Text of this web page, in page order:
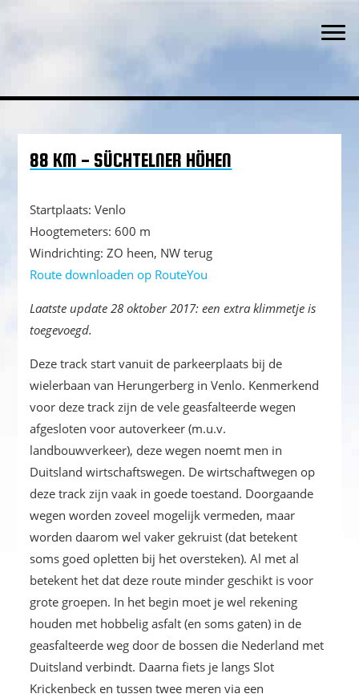
88 KM - SÜCHTELNER HÖHEN
Startplaats: Venlo
Hoogtemeters: 600 m
Windrichting: ZO heen, NW terug
Route downloaden op RouteYou
Laatste update 28 oktober 2017: een extra klimmetje is
toegevoegd.
Deze track start vanuit de parkeerplaats bij de
wielerbaan van Herungerberg in Venlo. Kenmerkend
voor deze track zijn de vele geasfalteerde wegen
afgesloten voor autoverkeer (m.u.v.
landbouwverkeer), deze wegen noemt men in
Duitsland wirtschaftswegen. De wirtschaftwegen op
deze track zijn vaak in goede toestand. Doorgaande
wegen worden zoveel mogelijk vermeden, maar
worden daarom wel vaker gekruist (dat betekent
soms goed opletten bij het oversteken). Al met al
betekent het dat deze route minder geschikt is voor
grote groepen. In het begin moet je wel rekening
houden met hobbelig asfalt (en soms gaten) in de
geasfalteerde weg door de bossen die Nederland met
Duitsland verbindt. Daarna fiets je langs Slot
Krickenbeck en tussen twee meren via een